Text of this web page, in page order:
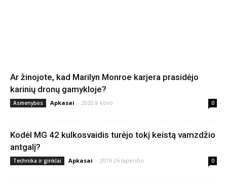
Ar žinojote, kad Marilyn Monroe karjera prasidėjo
karinių dronų gamykloje?
Asmenybės Apkasai - 2020 8 kovo 0
Kodėl MG 42 kulkosvaidis turėjo tokį keistą vamzdžio
antgalį?
Technika ir ginklai Apkasai - 2019 26 lapkričio 0